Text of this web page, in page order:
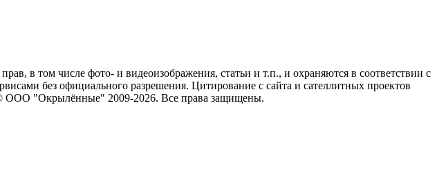
в том числе фото- и видеоизображения, статьи и т.п., и охраняются в соответствии с
без официального разрешения. Цитирование с сайта и сателлитных проектов
© ООО "Окрылённые" 2009-2026. Все права защищены.